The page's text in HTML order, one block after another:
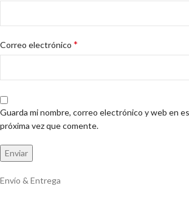
Correo electrónico *
Guarda mi nombre, correo electrónico y web en
próxima vez que comente.
Envío & Entrega